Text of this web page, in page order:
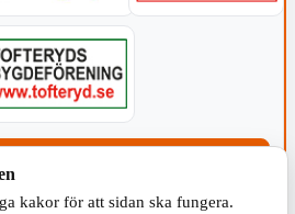
kakor för att sidan ska fungera.